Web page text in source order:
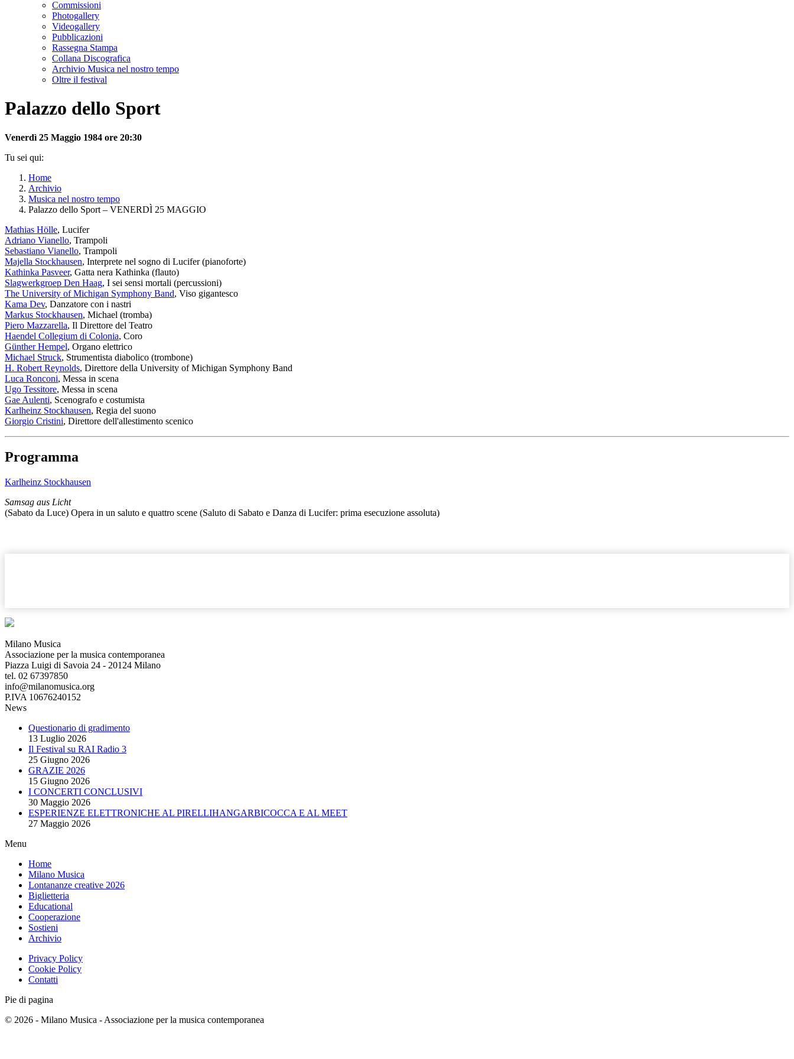
Commissioni
Photogallery
Videogallery
Pubblicazioni
Rassegna Stampa
Collana Discografica
Archivio Musica nel nostro tempo
Oltre il festival
Palazzo dello Sport
Venerdì 25 Maggio 1984 ore 20:30
Tu sei qui:
Home
Archivio
Musica nel nostro tempo
Palazzo dello Sport – VENERDÌ 25 MAGGIO
Mathias Hölle, Lucifer
Adriano Vianello, Trampoli
Sebastiano Vianello, Trampoli
Majella Stockhausen, Interprete nel sogno di Lucifer (pianoforte)
Kathinka Pasveer, Gatta nera Kathinka (flauto)
Slagwerkgroep Den Haag, I sei sensi mortali (percussioni)
The University of Michigan Symphony Band, Viso gigantesco
Kama Dev, Danzatore con i nastri
Markus Stockhausen, Michael (tromba)
Piero Mazzarella, Il Direttore del Teatro
Haendel Collegium di Colonia, Coro
Günther Hempel, Organo elettrico
Michael Struck, Strumentista diabolico (trombone)
H. Robert Reynolds, Direttore della University of Michigan Symphony Band
Luca Ronconi, Messa in scena
Ugo Tessitore, Messa in scena
Gae Aulenti, Scenografo e costumista
Karlheinz Stockhausen, Regia del suono
Giorgio Cristini, Direttore dell'allestimento scenico
Programma
Karlheinz Stockhausen
Samsag aus Licht
(Sabato da Luce) Opera in un saluto e quattro scene (Saluto di Sabato e Danza di Lucifer: prima esecuzione assoluta)
Milano Musica
Associazione per la musica contemporanea
Piazza Luigi di Savoia 24 - 20124 Milano
tel. 02 67397850
info@milanomusica.org
P.IVA 10676240152
News
Questionario di gradimento
13 Luglio 2026
Il Festival su RAI Radio 3
25 Giugno 2026
GRAZIE 2026
15 Giugno 2026
I CONCERTI CONCLUSIVI
30 Maggio 2026
ESPERIENZE ELETTRONICHE AL PIRELLIHANGARBICOCCA E AL MEET
27 Maggio 2026
Menu
Home
Milano Musica
Lontananze creative 2026
Biglietteria
Educational
Cooperazione
Sostieni
Archivio
Privacy Policy
Cookie Policy
Contatti
Pie di pagina
© 2026 - Milano Musica - Associazione per la musica contemporanea